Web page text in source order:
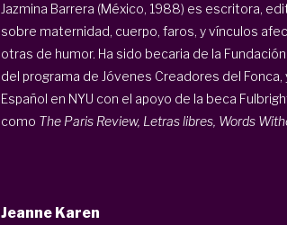
Jazmina Barrera (México, 1988) es escritora,
sobre maternidad, cuerpo, faros, y vínculos
otras de humor. Ha sido becaria de la
del programa de Jóvenes Creadores del
Español en NYU con el apoyo de la beca
como The Paris Review, Letras libres, Words
Jeanne Karen